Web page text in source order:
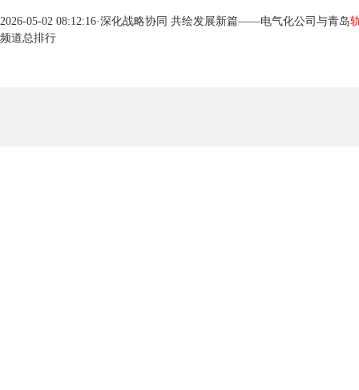
2026-05-02 08:12:16·深化战略协同 共绘发展新篇——电气化公司与青岛
频道总排行